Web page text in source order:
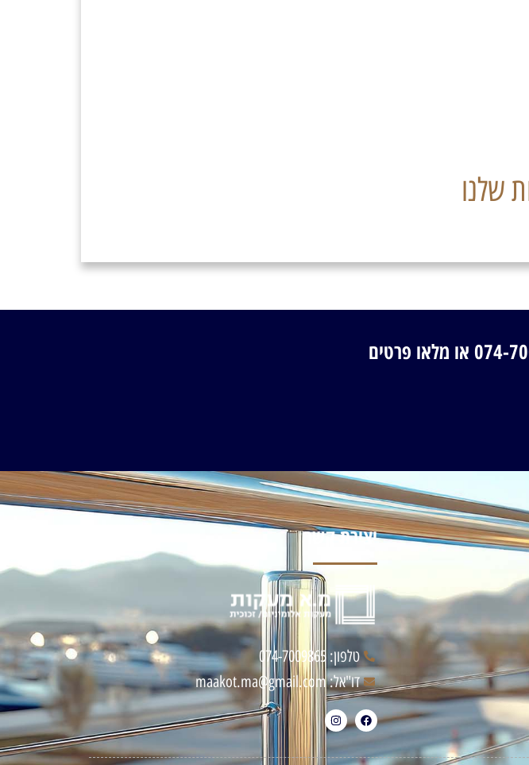
שלנו
יצירת קשר
טלפון: 074-7009865
דו"אל: maakot.ma@gmail.com